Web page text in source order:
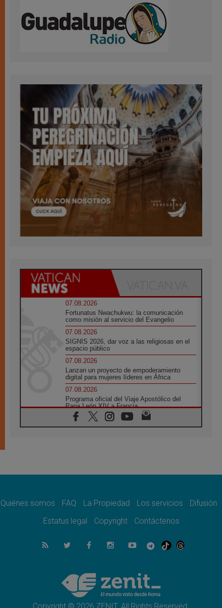
07.08.2026
Fortunatus Nwachukwu: la comunicación
como misión al servicio del Evangelio
07.08.2026
SIGNIS 2026, dar voz a las religiosas en el
espacio público
07.08.2026
Lanzan un proyecto de empoderamiento
digital para mujeres líderes en África
07.08.2026
Programa oficial del Viaje Apostólico del
Papa León XIV a Francia
07.08.2026
Obispos de Ecuador: El bien de las familias
06.08.2026
06.08.2026
minuto
El agradecimiento de los jóvenes al Papa:
«Hoy nos sentimos Iglesia»
Líbano: Reanudan los coloquios en Roma en
medio de tensiones y ataques en el sur del
país
Quiénes somos FAQ La Propiedad Los servicios
Difusión
Estatus legal
Copyright Contáctenos
Copyright © 2026 ZENIT. All Rights Reserved.